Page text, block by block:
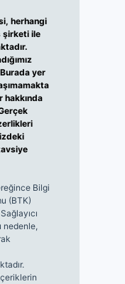
herhangi
şirketi ile
yer
hakkında
Bilgi
(BTK)
nedenle,